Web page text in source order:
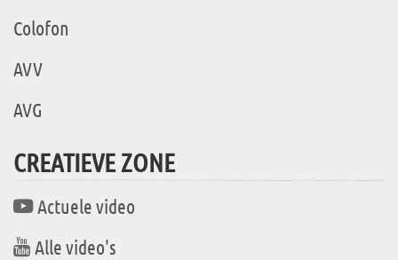
Colofon
AVV
AVG
CREATIEVE ZONE
Actuele video
Alle video's